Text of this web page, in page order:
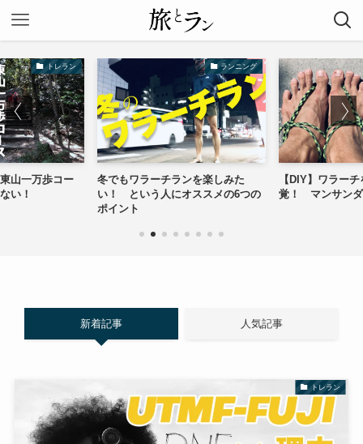
トレラン
山一万歩コー
い！
ランニング
冬でもワラーチランを楽しみた
い！ という人にオススメの6つの
ポイント
【DIY】ワラー
覚！ マンサンダ
新着記事 人気記事
トレラン